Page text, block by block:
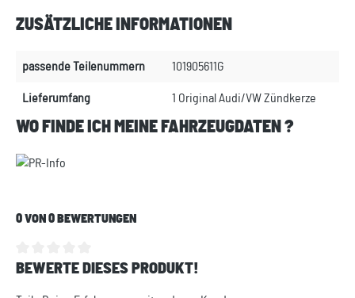
ZUSÄTZLICHE INFORMATIONEN
passende Teilenummern 101905611G
Lieferumfang 1 Original Audi/VW Zündkerze
WO FINDE ICH MEINE FAHRZEUGDATEN ?
0 VON 0 BEWERTUNGEN
Durchschnittliche Bewertung von 0 von 5 Sternen
BEWERTE DIESES PRODUKT!